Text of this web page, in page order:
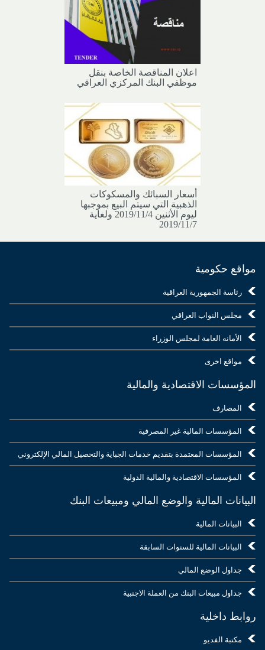
اعلان المناقصة الخاصة بنقل
موظفي البنك المركزي العراقي
أسعار السبائك والمسكوكات
الذهبية التي سيتم البيع بموجبها
ليوم الأثنين 2019/11/4 ولغاية
2019/11/7
مواقع حكومية
رئاسة الجمهورية العراقية
مجلس النواب العراقي
الأمانه العامة لمجلس الوزراء
مواقع اخرى
المؤسسات الاقتصادية والمالية
المصارف
المؤسسات المالية غير المصرفية
المؤسسات المعتمدة بتقديم خدمات الجباية والتحصيل المالي الإلكتروني
المؤسسات الاقتصادية والمالية الدولية
البيانات المالية والوضع المالي ومبيعات البنك
البيانات المالية
البيانات المالية للسنوات السابقة
جداول الوضع المالي
جداول مبيعات البنك من العملة الاجنبية
روابط داخلية
مكتبة الفديو